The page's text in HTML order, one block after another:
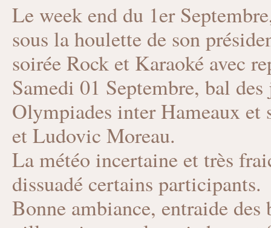
Le week end du 1er
sous la houlette de son
soirée Rock et Karaoké avec
Samedi 01 Septembre, bal
Olympiades inter Hameaux et
et Ludovic Moreau.
La météo incertaine et très
dissuadé certains participants.
Bonne ambiance, entraide